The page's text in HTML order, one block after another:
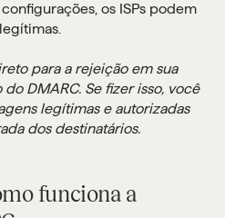
os ISPs podem
para a rejeição em sua
DMARC. Se fizer isso, você
legítimas e autorizadas
dos destinatários.
funciona a